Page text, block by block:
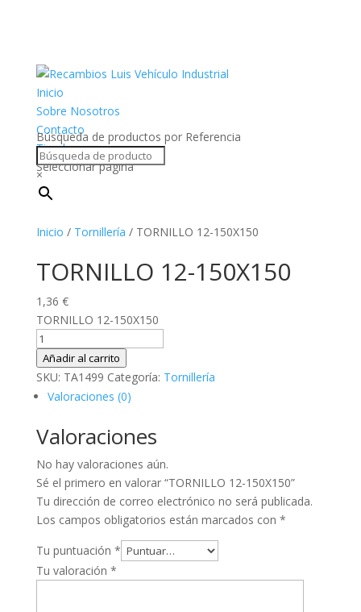
Inicio
Sobre Nosotros
Contacto
Tienda
Seleccionar página
Búsqueda de productos por Referencia
×
Inicio / Tornillería / TORNILLO 12-150X150
TORNILLO 12-150X150
1,36 €
TORNILLO 12-150X150
TORNILLO
12-
150X150
cantidad
Añadir al carrito
SKU: TA1499 Categoría: Tornillería
Valoraciones (0)
Valoraciones
No hay valoraciones aún.
Sé el primero en valorar “TORNILLO 12-150X150”
Tu dirección de correo electrónico no será publicada.
Los campos obligatorios están marcados con *
Tu puntuación *
Tu valoración *